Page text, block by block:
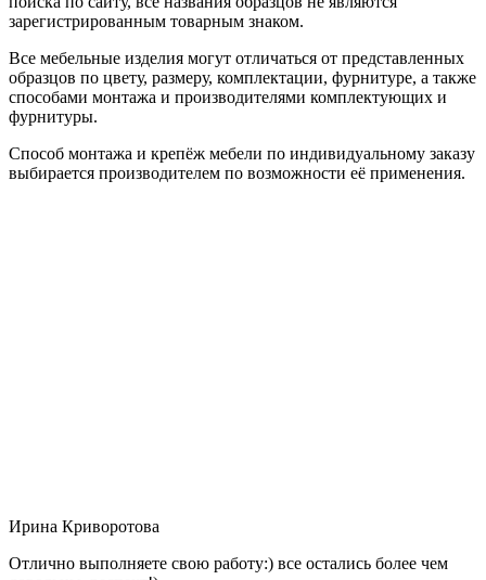
зарегистрированным товарным знаком.
Все мебельные изделия могут отличаться от представленных
образцов по цвету, размеру, комплектации, фурнитуре, а также
способами монтажа и производителями комплектующих и
фурнитуры.
Способ монтажа и крепёж мебели по индивидуальному заказу
выбирается производителем по возможности её применения.
Ирина Криворотова
Отлично выполняете свою работу:) все остались более чем